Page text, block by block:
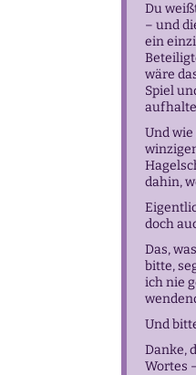
Du
– und
ein
wäre
Spiel
Und
dahin,
doch
Das,
bitte,
ich nie
Und
Danke,
Wortes